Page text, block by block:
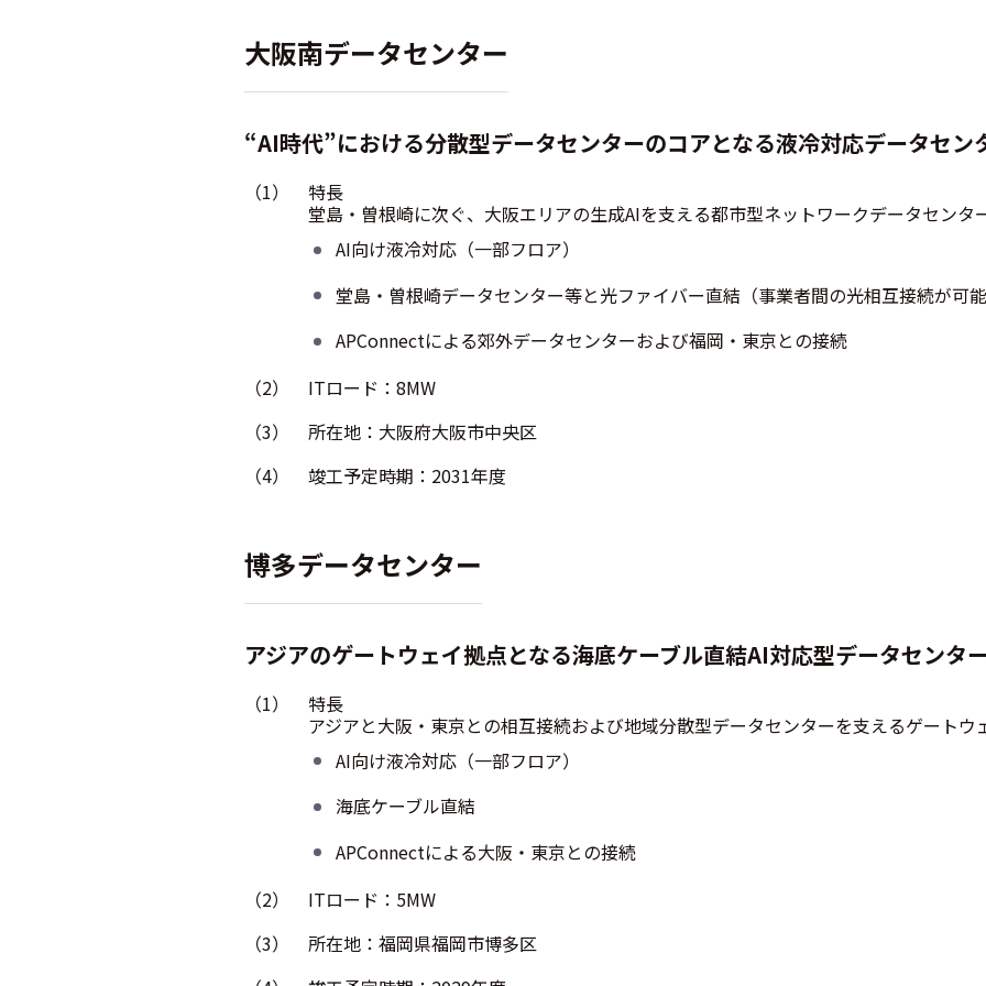
大阪南データセンター
“AI時代”における分散型データセンターのコアとなる液冷対応データセン
（1）
特長
堂島・曽根崎に次ぐ、大阪エリアの生成AIを支える都市型ネットワークデータセンタ
AI向け液冷対応（一部フロア）
堂島・曽根崎データセンター等と光ファイバー直結（事業者間の光相互接続が可能
APConnectによる郊外データセンターおよび福岡・東京との接続
（2）
ITロード：8MW
（3）
所在地：大阪府大阪市中央区
（4）
竣工予定時期：2031年度
博多データセンター
アジアのゲートウェイ拠点となる海底ケーブル直結AI対応型データセンタ
（1）
特長
アジアと大阪・東京との相互接続および地域分散型データセンターを支えるゲートウ
AI向け液冷対応（一部フロア）
海底ケーブル直結
APConnectによる大阪・東京との接続
（2）
ITロード：5MW
（3）
所在地：福岡県福岡市博多区